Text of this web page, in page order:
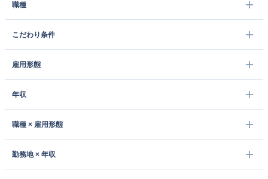
職種
こだわり条件
雇用形態
年収
職種 × 雇用形態
勤務地 × 年収